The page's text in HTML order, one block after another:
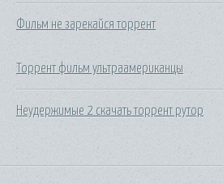
Фильм не зарекайся торрент
Торрент фильм ультраамериканцы
Неудержимые 2 скачать торрент рутор